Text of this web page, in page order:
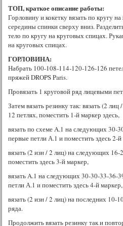
ТОП, краткое описание работы:
Горловину и кокетку вязать по кругу
середины спинки сверху вниз.
тело по кругу на круговых спицах.
на круговых спицах.
ГОРЛОВИНА:
Набрать 100-108-114-120-126-126
пряжей DROPS Paris.
Провязать 1 круговой ряд лицевыми
Затем вязать резинку так: вязать (2
12 петлях, поместить 1-й маркер здесь,
вязать по схеме A.1 на следующих 30-
первые петли А.1 и поместить здесь 2-
вязать (2 изн / 2 лиц) на следующих
поместить здесь 3-й маркер,
вязать A.1 на следующих 30-30-33-36-
петли А.1 и поместить здесь 4-й маркер,
вязать (2 изн / 2 лиц) на последних 10-
ряда.
Продолжить вязать резинку так и